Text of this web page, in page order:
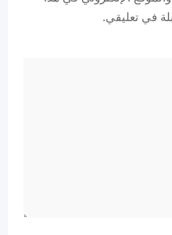
في تعليقي.